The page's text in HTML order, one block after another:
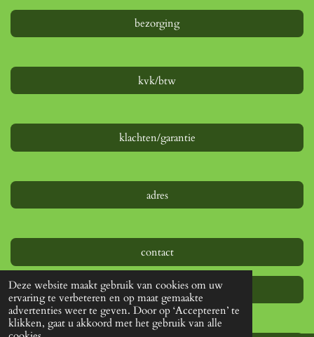
Deze website maakt gebruik van cookies om uw
ervaring te verbeteren en op maat gemaakte
advertenties weer te geven. Door op ‘Accepteren’ te
klikken, gaat u akkoord met het gebruik van alle
:
e
r
n
e
r
e
r
r
e
r
r
e
e
r
r
e
e
r
r
e
bezorging
kvk/btw
klachten/garantie
adres
contact
algemene voorwaarden &verklaring